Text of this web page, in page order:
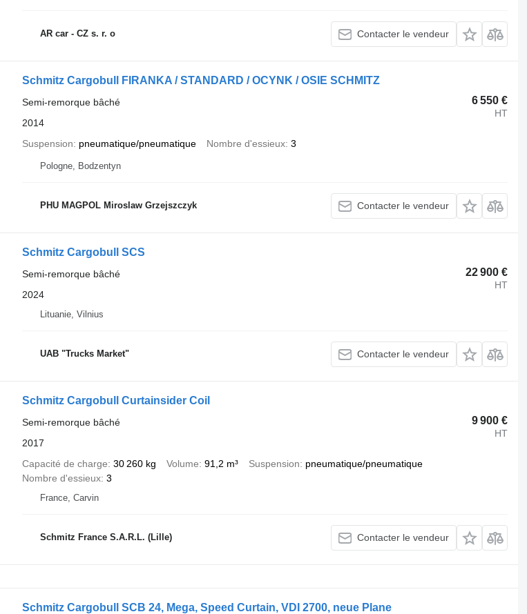
AR car - CZ s. r. o Contacter le vendeur
Schmitz Cargobull FIRANKA / STANDARD / OCYNK / OSIE SCHMITZ
6 550 €
HT
Semi-remorque bâché
2014
Suspension
pneumatique/pneumatique Nombre d'essieux 3
Pologne, Bodzentyn
PHU MAGPOL Miroslaw Grzejszczyk Contacter le vendeur
Schmitz Cargobull SCS
22 900 €
HT
Semi-remorque bâché
2024
Lituanie, Vilnius
UAB "Trucks Market" Contacter le vendeur
Schmitz Cargobull Curtainsider Coil
9 900 €
HT
Semi-remorque bâché
2017
Capacité de charge 30 260 kg Volume 91,2 m³ Suspension
pneumatique/pneumatique
Nombre d'essieux 3
France, Carvin
Schmitz France S.A.R.L. (Lille) Contacter le vendeur
Schmitz Cargobull SCB 24, Mega, Speed Curtain, VDI 2700, neue Plane